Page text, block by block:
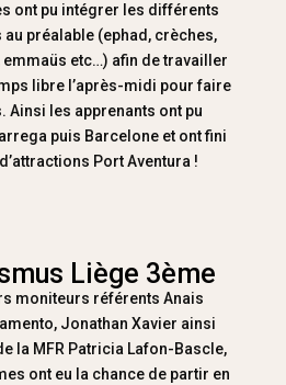
ont pu intégrer les différents
au préalable (ephad, crèches,
etc…) afin de travailler
libre l’après-midi pour faire
Ainsi les apprenants ont pu
puis Barcelone et ont fini
Port Aventura !
Liège 3ème
moniteurs référents Anais
Jonathan Xavier ainsi
la MFR Patricia Lafon-Bascle,
ont eu la chance de partir en